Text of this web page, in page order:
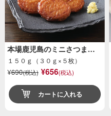
本場鹿児島のミニさつま…
１５０ｇ（３０ｇ×５枚）
¥690(税込) ¥656(税込)
カートに入れる